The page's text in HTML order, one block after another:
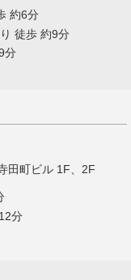
約6分
徒歩 約9分
分
田町ビル 1F、2F
分